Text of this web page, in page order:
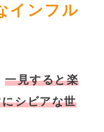
インフル
一見すると楽
シビアな世